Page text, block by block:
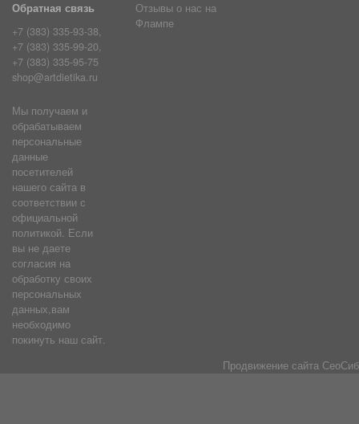
Обратная связь
+7 (383) 335-93-38,
+7 (383) 335-99-20,
+7 (383) 335-95-75
shop@artdietika.ru
Отзывы о нас на
Флампе
Мы получаем и
обрабатываем
персональные
данные
посетителей
нашего сайта в
соответствии с
официальной
политикой. Если
вы не даете
согласия на
обработку своих
персональных
данных,вам
необходимо
покинуть наш сайт.
Продвижение сайта СеоСиб